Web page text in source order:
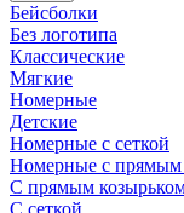
Бейсболки
Без логотипа
Классические
Мягкие
Номерные
Детские
Номерные с сеткой
Номерные с прямым
С прямым
С сеткой